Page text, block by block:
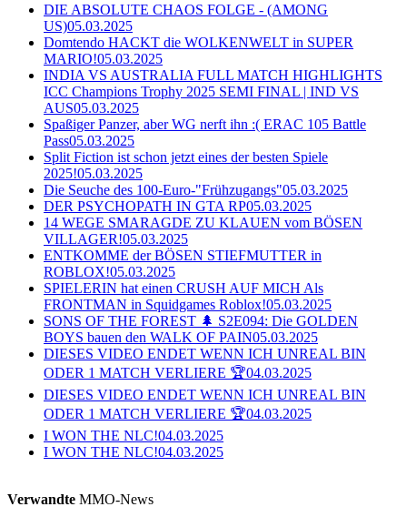
DIE ABSOLUTE CHAOS FOLGE - (AMONG
US)05.03.2025
Domtendo HACKT die WOLKENWELT in SUPER
MARIO!05.03.2025
INDIA VS AUSTRALIA FULL MATCH HIGHLIGHTS
ICC Champions Trophy 2025 SEMI FINAL | IND VS
AUS05.03.2025
Spaßiger Panzer, aber WG nerft ihn :( ERAC 105 Battle
Pass05.03.2025
Split Fiction ist schon jetzt eines der besten Spiele
2025!05.03.2025
Die Seuche des 100-Euro-"Frühzugangs"05.03.2025
DER PSYCHOPATH IN GTA RP05.03.2025
14 WEGE SMARAGDE ZU KLAUEN vom BÖSEN
VILLAGER!05.03.2025
ENTKOMME der BÖSEN STIEFMUTTER in
ROBLOX!05.03.2025
SPIELERIN hat einen CRUSH AUF MICH Als
FRONTMAN in Squidgames Roblox!05.03.2025
SONS OF THE FOREST 🌲 S2E094: Die GOLDEN
BOYS bauen den WALK OF PAIN05.03.2025
DIESES VIDEO ENDET WENN ICH UNREAL BIN
ODER 1 MATCH VERLIERE 🏆04.03.2025
DIESES VIDEO ENDET WENN ICH UNREAL BIN
ODER 1 MATCH VERLIERE 🏆04.03.2025
I WON THE NLC!04.03.2025
I WON THE NLC!04.03.2025
Verwandte MMO-News